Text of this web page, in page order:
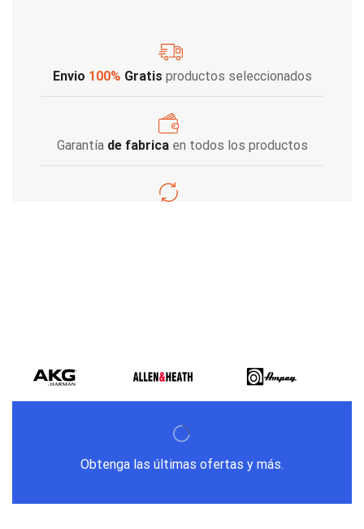
Envio 100% Gratis productos seleccionados
Garantía de fabricaen todos los productos
Obtenga las últimas ofertas y más.